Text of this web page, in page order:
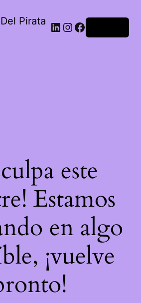
Pirata LinkedIn
Instagram
Facebook
este
Estamos
en algo
¡vuelve